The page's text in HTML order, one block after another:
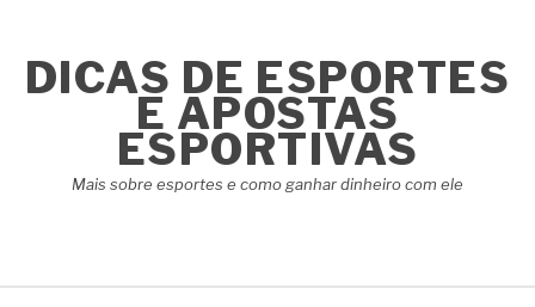
conteúdo
DICAS DE ESPORTES
E APOSTAS
ESPORTIVAS
Mais sobre esportes e como ganhar dinheiro com ele